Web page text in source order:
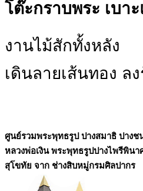
โต๊ะกราบพระ เบา
งานไม้สักทั้งหลัง
เดินลายเส้นทอง ล
ศูนย์รวมพระพุทธรูป ปางสมาธิ ปางช
หลวงพ่อเงิน พระพุทธรูปปางไพรีพิน
สุโขทัย จาก ช่างสิบหมู่กรมศิลปากร